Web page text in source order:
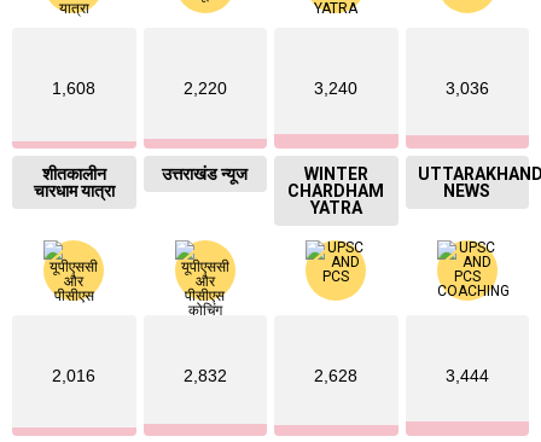
1,608
शीतकालीन
चारधाम यात्रा
2,220
उत्तराखंड न्यूज
3,240
WINTER
CHARDHAM
YATRA
3,036
NEWS
2,016 2,832 2,628 3,444